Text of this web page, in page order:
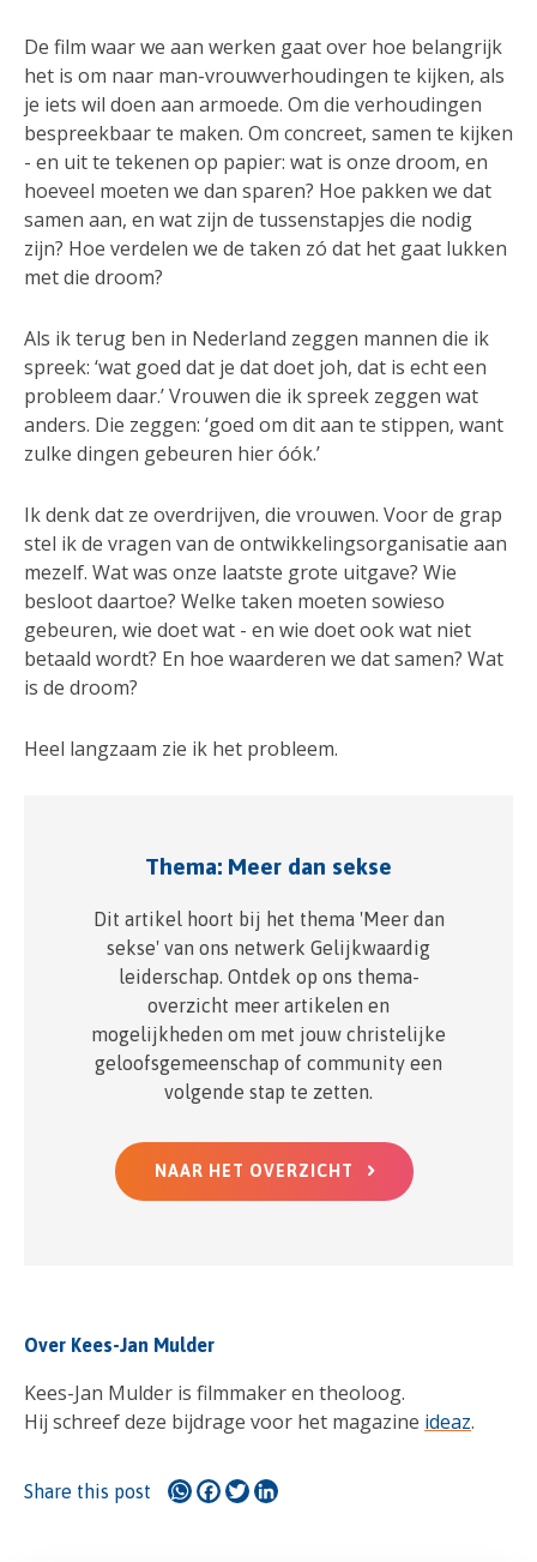
De film waar we aan werken gaat over hoe belangrijk
het is om naar man-vrouwverhoudingen te kijken, als
je iets wil doen aan armoede. Om die verhoudingen
bespreekbaar te maken. Om concreet, samen te kijken
- en uit te tekenen op papier: wat is onze droom, en
hoeveel moeten we dan sparen? Hoe pakken we dat
samen aan, en wat zijn de tussenstapjes die nodig
zijn? Hoe verdelen we de taken zó dat het gaat lukken
met die droom?
Als ik terug ben in Nederland zeggen mannen die ik
spreek: ‘wat goed dat je dat doet joh, dat is echt een
probleem daar.’ Vrouwen die ik spreek zeggen wat
anders. Die zeggen: ‘goed om dit aan te stippen, want
zulke dingen gebeuren hier óók.’
Ik denk dat ze overdrijven, die vrouwen. Voor de grap
stel ik de vragen van de ontwikkelingsorganisatie aan
mezelf. Wat was onze laatste grote uitgave? Wie
besloot daartoe? Welke taken moeten sowieso
gebeuren, wie doet wat - en wie doet ook wat niet
betaald wordt? En hoe waarderen we dat samen? Wat
is de droom?
Heel langzaam zie ik het probleem.
Thema: Meer dan sekse
Dit artikel hoort bij het thema 'Meer dan
sekse' van ons netwerk Gelijkwaardig
leiderschap. Ontdek op ons thema-
overzicht meer artikelen en
mogelijkheden om met jouw christelijke
geloofsgemeenschap of community een
volgende stap te zetten.
NAAR HET OVERZICHT
Over Kees-Jan Mulder
Kees-Jan Mulder is filmmaker en theoloog.
Hij schreef deze bijdrage voor het magazine ideaz.
Share this post WhatsApp
Facebook
Twitter